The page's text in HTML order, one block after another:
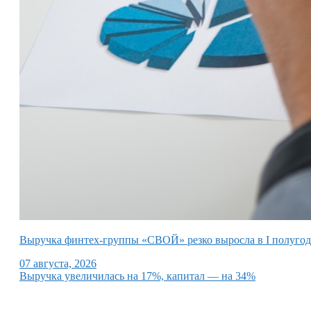
Выручка финтех-группы «СВОЙ» резко выросла в I
07 августа, 2026
Выручка увеличилась на 17%, капитал — на 34%